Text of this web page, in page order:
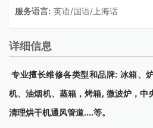
服务语言: 英语/国语/上海话
详细信息
专业擅长维修各类型和品牌: 冰箱、
机、油烟机、蒸箱，烤箱, 微波炉，中
清理烘干机通风管道....等。